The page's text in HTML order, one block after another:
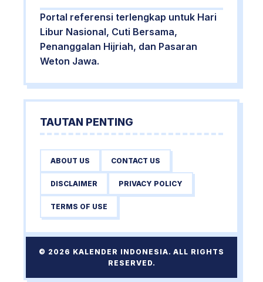
Portal referensi terlengkap untuk Hari
Libur Nasional, Cuti Bersama,
Penanggalan Hijriah, dan Pasaran
Weton Jawa.
TAUTAN PENTING
ABOUT US CONTACT US
DISCLAIMER PRIVACY POLICY
TERMS OF USE
© 2026 KALENDER INDONESIA. ALL RIGHTS
RESERVED.